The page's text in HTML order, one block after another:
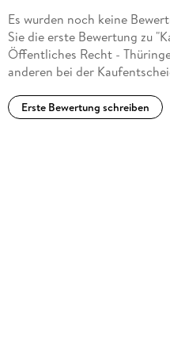
Es wurden noch keine
Sie die erste Bewertung zu
Öffentliches Recht -
anderen bei der
Erste Bewertung schreiben